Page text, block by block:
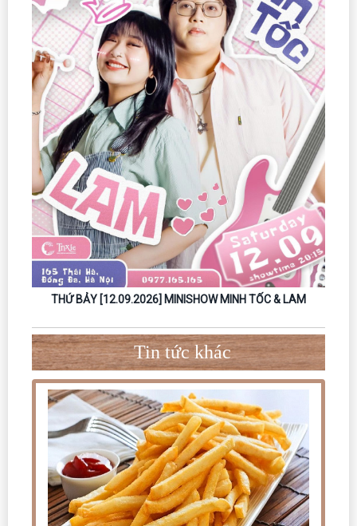
THỨ BẢY [12.09.2026] MINISHOW MINH TỐC & LAM
Tin tức khác